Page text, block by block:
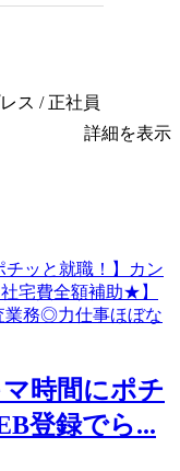
ス / 正社員
詳細を表示
マ時間にポチ
登録でら...